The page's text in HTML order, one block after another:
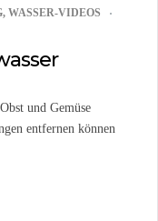
, WASSER-VIDEOS
und Gemüse
entfernen können